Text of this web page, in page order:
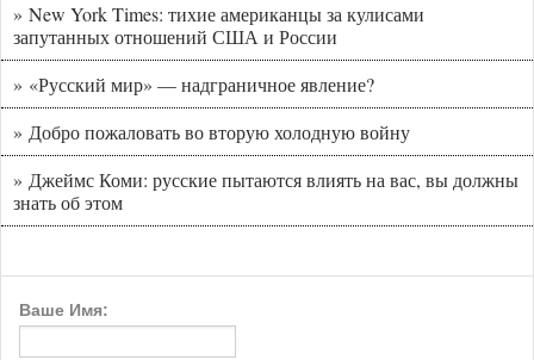
» New York Times: тихие американцы за кулисами
запутанных отношений США и России
» «Русский мир» — надграничное явление?
» Добро пожаловать во вторую холодную войну
» Джеймс Коми: русские пытаются влиять на вас, вы должны
знать об этом
Ваше Имя: